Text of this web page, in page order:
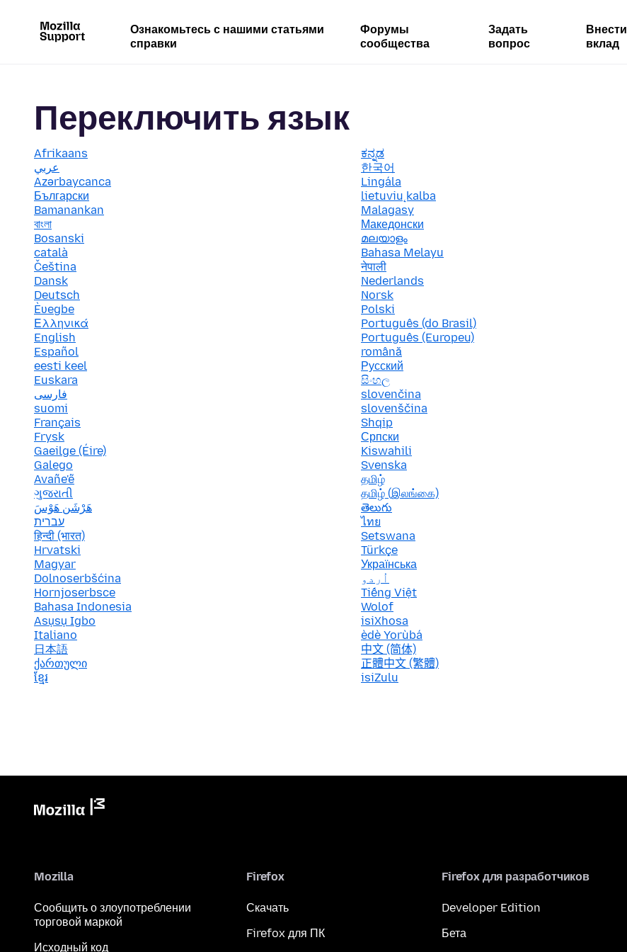
Ознакомьтесь с нашими статьями
справки
Форумы
сообщества
Задать
вопрос
Внести
вклад
Переключить язык
Afrikaans
عربي
Azərbaycanca
Български
Bamanankan
বাংলা
Bosanski
català
Čeština
Dansk
Deutsch
Èʋegbe
Ελληνικά
English
Español
eesti keel
Euskara
فارسی
suomi
Français
Frysk
Gaeilge (Éire)
Galego
Avañe'ẽ
ગુજરાતી
هَرْشَن هَوْسَ
עברית
हिन्दी (भारत)
Hrvatski
Magyar
Dolnoserbšćina
Hornjoserbsce
Bahasa Indonesia
Asụsụ Igbo
Italiano
日本語
ქართული
ខ្មែរ
ಕನ್ನಡ
한국어
Lingála
lietuvių kalba
Malagasy
Македонски
മലയാളം
Bahasa Melayu
नेपाली
Nederlands
Norsk
Polski
Português (do Brasil)
Português (Europeu)
română
Русский
සිංහල
slovenčina
slovenščina
Shqip
Српски
Kiswahili
Svenska
தமிழ்
தமிழ் (இலங்கை)
తెలుగు
ไทย
Setswana
Türkçe
Українська
اُردو
Tiếng Việt
Wolof
isiXhosa
èdè Yorùbá
中文 (简体)
正體中文 (繁體)
isiZulu
Mozilla
Сообщить о злоупотреблении
торговой маркой
Исходный код
Firefox
Скачать
Firefox для ПК
Firefox для разработчиков
Developer Edition
Бета